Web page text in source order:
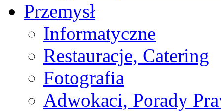
Przemysł
Informatyczne
Restauracje, Catering
Fotografia
Adwokaci, Porady